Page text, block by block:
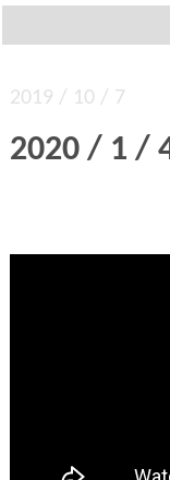
2019 / 10 / 7
2020 / 1 /